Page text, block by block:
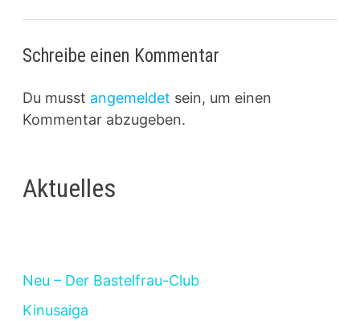
Schreibe einen Kommentar
Du musst angemeldet sein, um einen
Kommentar abzugeben.
Aktuelles
Neu – Der Bastelfrau-Club
Kinusaiga